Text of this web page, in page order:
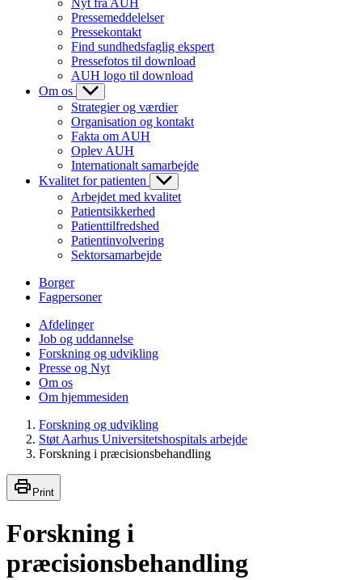
Nyt fra AUH
Pressemeddelelser
Pressekontakt
Find sundhedsfaglig ekspert
Pressefotos til download
AUH logo til download
Om os
Strategier og værdier
Organisation og kontakt
Fakta om AUH
Oplev AUH
Internationalt samarbejde
Kvalitet for patienten
Arbejdet med kvalitet
Patientsikkerhed
Patienttilfredshed
Patientinvolvering
Sektorsamarbejde
Borger
Fagpersoner
Afdelinger
Job og uddannelse
Forskning og udvikling
Presse og Nyt
Om os
Om hjemmesiden
Forskning og udvikling
Støt Aarhus Universitetshospitals arbejde
Forskning i præcisionsbehandling
Print
Forskning i
præcisionsbehandling